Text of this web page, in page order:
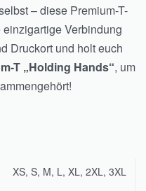
– diese Premium-T-
Verbindung
Druckort und holt euch
T „Holding Hands“, um
XS, S, M, L, XL, 2XL, 3XL